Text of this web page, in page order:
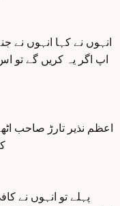
انہوں نے کہا انہوں نے
اپ اگر یہ کریں گے تو
اعظم نذیر تارڑ صاحب
پہلے تو انہوں نے